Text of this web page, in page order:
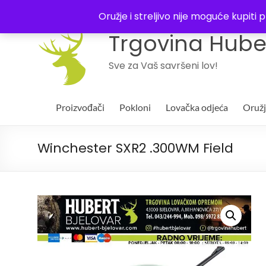
Oružje i streljivo nije moguće kupiti
Trgovina
Sve za Vaš savršeni lov!
Proizvođači Pokloni Lovačka odjeća
Winchester SXR2 .300WM Field